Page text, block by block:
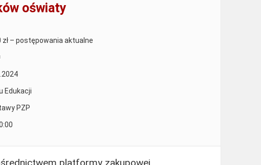
oświaty
zł – postępowania aktualne
Edukacji
PZP
platformy zakupowej